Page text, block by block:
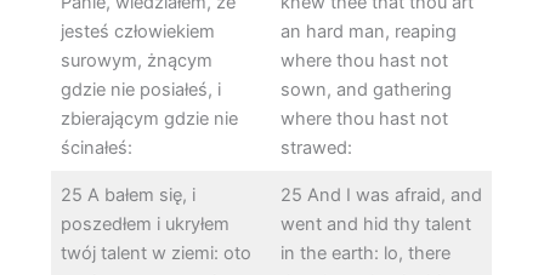
jesteś człowiekiem
surowym, żnącym
gdzie nie posiałeś, i
zbierającym gdzie nie
ścinałeś:
an hard man, reaping
where thou hast not
sown, and gathering
where thou hast not
strawed:
25 A bałem się, i
poszedłem i ukryłem
twój talent w ziemi: oto
25 And I was afraid, and
went and hid thy talent
in the earth: lo, there